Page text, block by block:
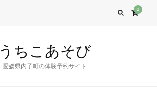
0
うちこあそび
愛媛県内子町の体験予約サイト